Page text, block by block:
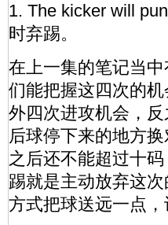
1. The kicker will
时弃踢。
在上一集的笔记当
们能把握这四次的
外四次进攻机会，
后球停下来的地方
之后还不能超过十
踢就是主动放弃这
方式把球送远一点